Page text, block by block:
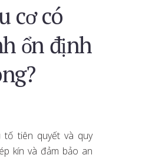
cơ có
ổn định
tố tiên quyết và quy
kín và đảm bảo an